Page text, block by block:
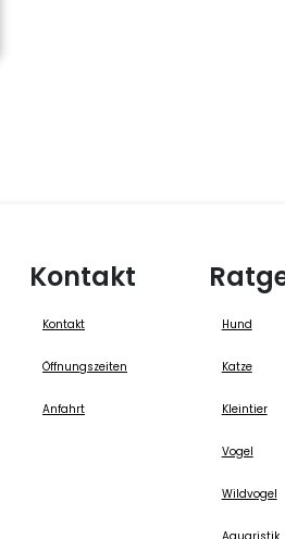
Kontakt
Kontakt
Öffnungszeiten
Anfahrt
Hund
Katze
Kleintier
Vogel
Wildvogel